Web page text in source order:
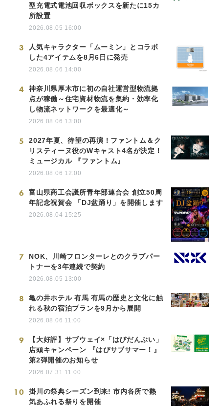
型充電式電池回収ボックスを新たに15カ
所設置
2026.08.05 16:00
3
人気キャラクター「ムーミン」とコラボ
した4アイテムを8月6日に発売
2026.08.06 14:00
4
神奈川県厚木市に初の自社運営型物流拠
点が稼働～住宅資材物流を集約・効率化
し物流ネットワークを最適化～
2026.08.06 13:00
5
2027年夏、待望の再演！ファントム＆ク
リスティーヌ役のWキャスト4名が決定！
ミュージカル 『ファントム』
2026.08.06 12:00
6
富山県商工会議所青年部連合会 創立50周
年記念祝賀会 「DJ盆踊り」を開催します
2026.08.04 15:25
7
NOK、川崎フロンターレとのクラブパー
トナーを3年連続で契約
2026.08.05 13:00
8
亀の井ホテル 有馬 有馬の歴史と文化に触
れる秋の宿泊プランを9月から展開
2026.08.06 11:00
9
【大好評】サブウェイ×「はぴだんぶい」
店頭キャンペーン 『はぴサブサマー！』
第2弾開催のお知らせ
2026.07.31 11:00
10
掛川の祭典シーズン到来! 市内各所で熱
気あふれる祭りを開催